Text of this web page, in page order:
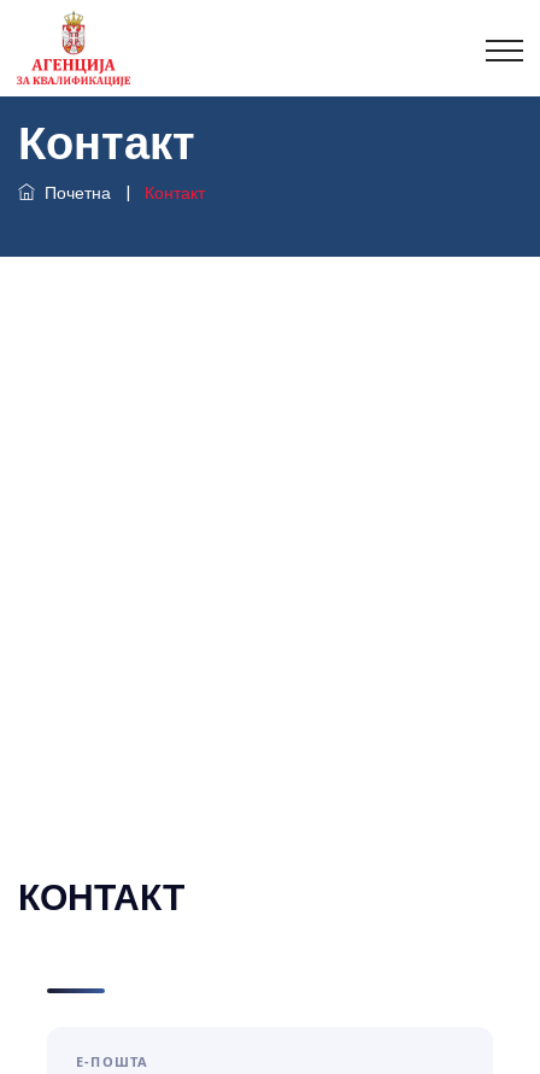
Контакт
Почетна | Контакт
КОНТАКТ
Е-ПОШТА